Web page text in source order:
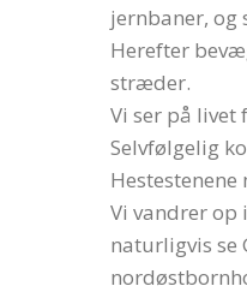
jernbaner, og
Herefter
stræder.
Vi ser på livet
Selvfølgelig
Vi vandrer op
naturligvis se